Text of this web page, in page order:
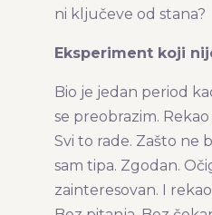
ni ključeve od stana?
Eksperiment koji
Bio je jedan period
se preobrazim. Rekao
Svi to rade. Zašto ne
sam tipa. Zgodan.
zainteresovan. I